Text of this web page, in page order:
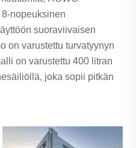
nopeuksinen
suoraviivaisen
on varustettu turvatyynyn
on varustettu 400 litran
joka sopii pitkän